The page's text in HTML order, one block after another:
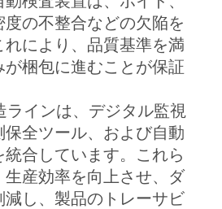
の不整合などの欠陥を
により、品質基準を満
が梱包に進むことが保証
ラインは、デジタル監視
保全ツール、および自動
統合しています。これら
生産効率を向上させ、ダ
減し、製品のトレーサビ